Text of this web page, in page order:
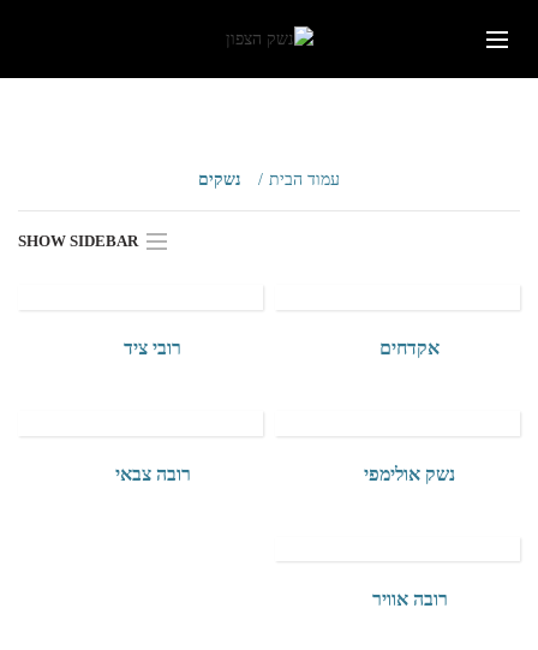
עמוד הבית נשקים
SHOW SIDEBAR
אקדחים רובי ציד
נשק אולימפי רובה צבאי
רובה אוויר